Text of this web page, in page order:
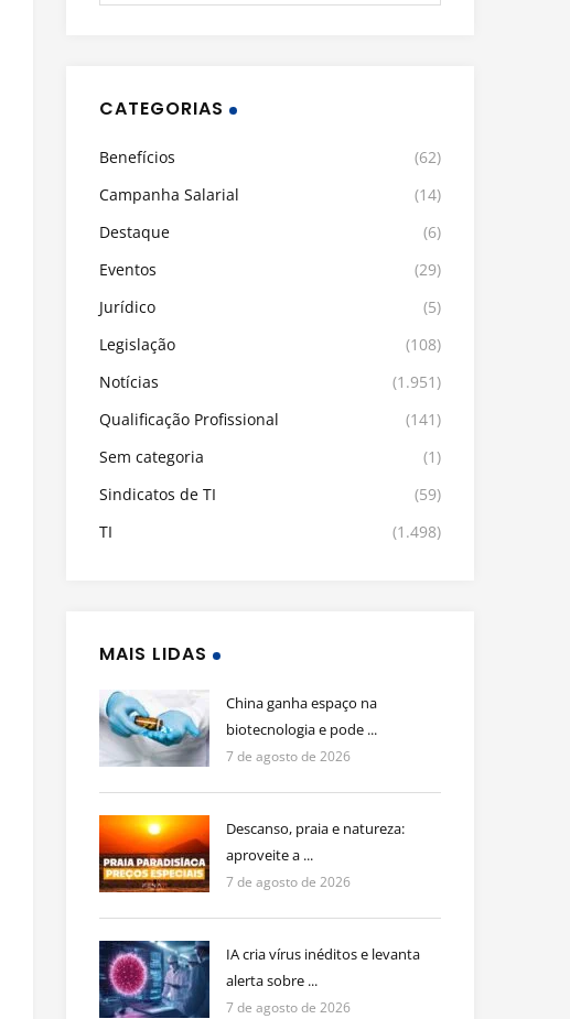
CATEGORIAS
Benefícios
(62)
Campanha Salarial
(14)
Destaque
(6)
Eventos
(29)
Jurídico
(5)
Legislação
(108)
Notícias
(1.951)
Qualificação Profissional
(141)
Sem categoria
(1)
Sindicatos de TI
(59)
TI
(1.498)
MAIS LIDAS
China ganha espaço na
biotecnologia e pode ...
7 de agosto de 2026
Descanso, praia e natureza:
aproveite a ...
7 de agosto de 2026
IA cria vírus inéditos e levanta
alerta sobre ...
7 de agosto de 2026